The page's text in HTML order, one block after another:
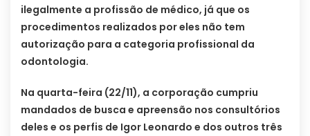
ilegalmente a profissão de médico, já que os
procedimentos realizados por eles não tem
autorização para a categoria profissional da
odontologia.
Na quarta-feira (22/11), a corporação cumpriu
mandados de busca e apreensão nos consultórios
deles e os perfis de Igor Leonardo e dos outros três